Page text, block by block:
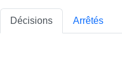
Décisions Arrêtés